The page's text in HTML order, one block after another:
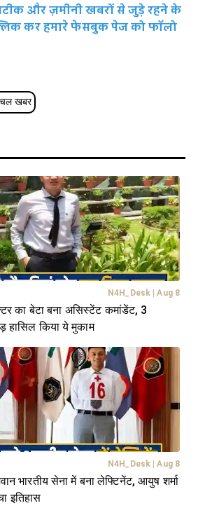
और ज़मीनी खबरों से जुड़े रहने के
कर हमारे फेसबुक पेज को फॉलो
खबर
N4H_Desk Aug 8
का बेटा बना असिस्टेंट कमांडेंट, 3
हासिल किया ये मुकाम
N4H_Desk Aug 8
भारतीय सेना में बना लेफ्टिनेंट, आयुष शर्मा
इतिहास